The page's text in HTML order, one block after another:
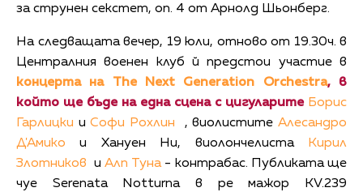
за струнен секстет, оп. 4 от Арнолд Шьонберг.
На следващата вечер, 19 юли, отново от 19.30ч. в
Централния военен клуб й предстои участие в
концерта на The Next Generation Orchestra, в
който ще бъде на една сцена с цигуларите Борис
Гарлицки иСофи Рохлин , виолиститеАлесандро
Д'Амико и Хануен Ни, виолончелиста
Кирил
Злотников
и Алп Туна - контрабас. Публиката ще
чуе Serenata Notturna в ре мажор KV.239